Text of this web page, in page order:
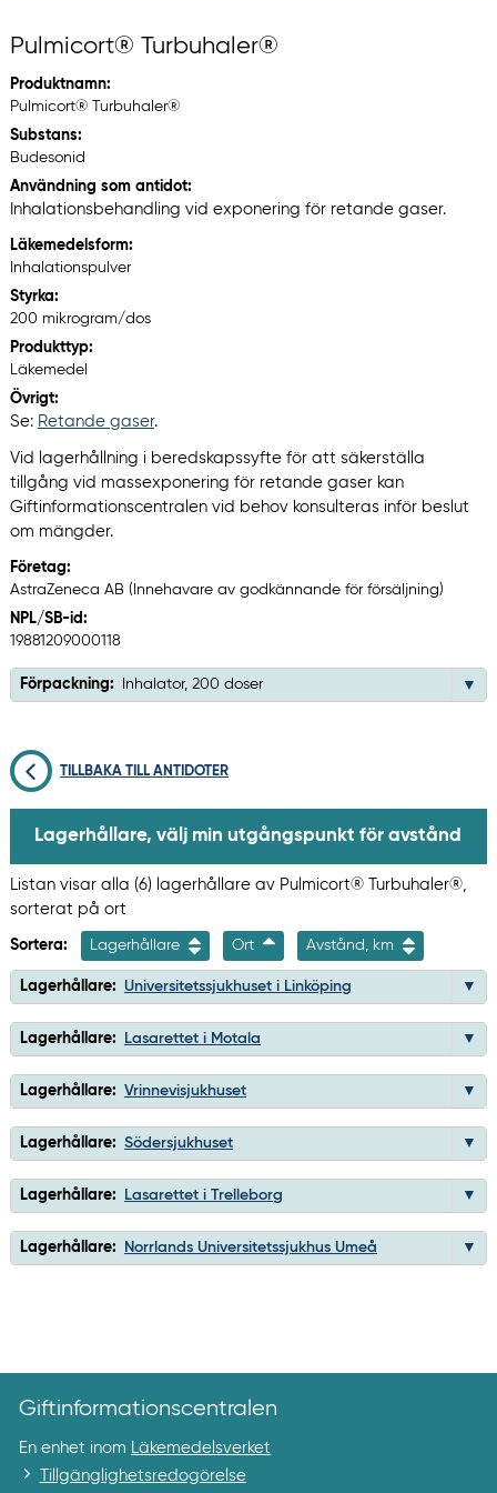
Pulmicort® Turbuhaler®
Produktnamn:
Pulmicort® Turbuhaler®
Substans:
Budesonid
Användning som antidot:
Inhalationsbehandling vid exponering för retande gaser.
Läkemedelsform:
Inhalationspulver
Styrka:
200 mikrogram/dos
Produkttyp:
Läkemedel
Övrigt:
Se: Retande gaser.
Vid lagerhållning i beredskapssyfte för att säkerställa
tillgång vid massexponering för retande gaser kan
Giftinformationscentralen vid behov konsulteras inför beslut
om mängder.
Företag:
AstraZeneca AB (Innehavare av godkännande för försäljning)
NPL/SB-id:
19881209000118
Förpackning: Inhalator, 200 doser
TILLBAKA TILL ANTIDOTER
Lagerhållare, välj min utgångspunkt för avstånd
Listan visar alla (6) lagerhållare av Pulmicort® Turbuhaler®,
sorterat på ort
Sortera: Lagerhållare Ort Avstånd, km
Lagerhållare: Universitetssjukhuset i Linköping
Lagerhållare: Lasarettet i Motala
Lagerhållare: Vrinnevisjukhuset
Lagerhållare: Södersjukhuset
Lagerhållare: Lasarettet i Trelleborg
Lagerhållare: Norrlands Universitetssjukhus Umeå
Giftinformationscentralen
En enhet inom
Läkemedelsverket
Tillgänglighetsredogörelse